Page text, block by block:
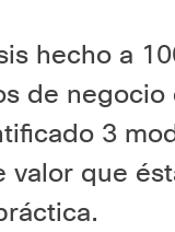
hecho a
de negocio
3
valor que